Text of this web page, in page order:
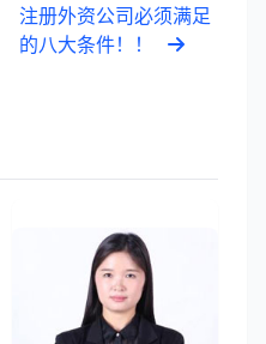
注册外资公司必须满足
的八大条件！！